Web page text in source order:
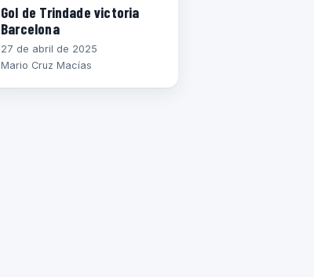
Gol de Trindade victoria
Barcelona
27 de abril de 2025
Mario Cruz Macías